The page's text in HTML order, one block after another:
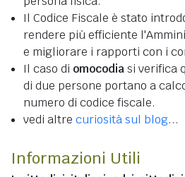
Il Codice Fiscale è stato
rendere più efficiente
e migliorare i rapporti con i
Il caso di omocodiasi verifica
di due persone portano a
numero di codice fiscale.
vedi altre curiosità sul blog...
Informazioni Utili